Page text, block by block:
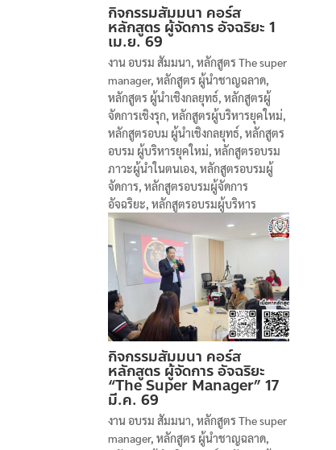
กิจกรรมสัมมนา คอร์ส
หลักสูตร ผู้จัดการ อัจฉริยะ 1
เม.ย. 69
งาน อบรม สัมมนา,หลักสูตร The super
manager,หลักสูตร ผู้นำชาญฉลาด,
หลักสูตร ผู้นำเชิงกลยุทธ์,หลักสูตรผู้
จัดการเชิงรุก,หลักสูตรผู้บริหารยุคใหม่,
หลักสูตรอบม ผู้นำเชิงกลยุทธ์,หลักสูตร
อบรม ผู้บริหารยุคใหม่,หลักสูตรอบรม
ภาวะผู้นำในตนเอง,หลักสูตรอบรมผู้
จัดการ,หลักสูตรอบรมผู้จัดการ
อัจฉริยะ,หลักสูตรอบรมผู้บริหาร
กิจกรรมสัมมนา คอร์ส
หลักสูตร ผู้จัดการ อัจฉริยะ
“The Super Manager” 17
มี.ค. 69
งาน อบรม สัมมนา,หลักสูตร The super
manager,หลักสูตร ผู้นำชาญฉลาด,